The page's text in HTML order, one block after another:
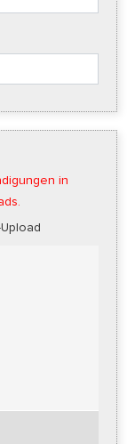
in